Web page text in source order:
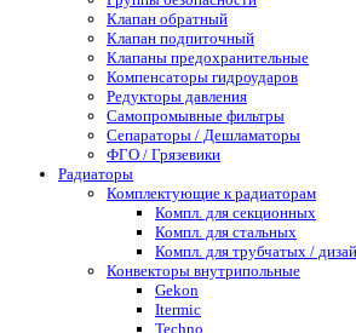
Клапан обратный
Клапан подпиточный
Клапаны предохранительные
Компенсаторы гидроударов
Редукторы давления
Самопромывные фильтры
Сепараторы / Дешламаторы
ФГО / Грязевики
Радиаторы
Комплектующие к радиаторам
Компл. для секционных
Компл. для стальных
Компл. для трубчатых /
Конвекторы внутрипольные
Gekon
Itermic
Techno